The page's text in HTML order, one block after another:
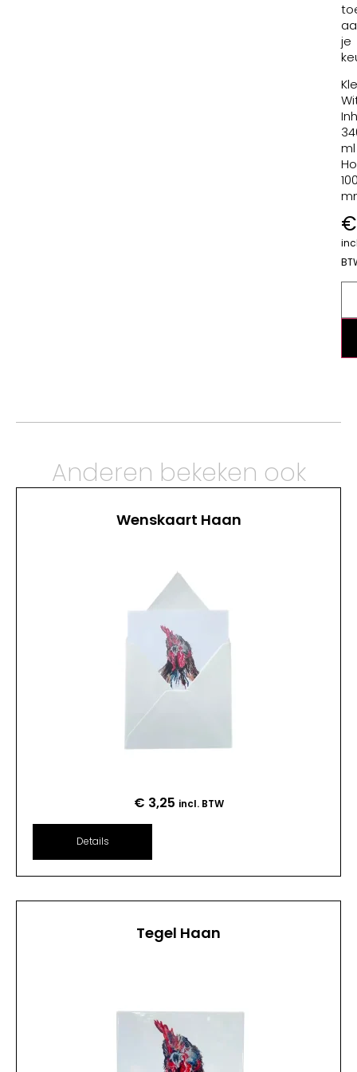
je
ml
€
Anderen bekeken ook
Wenskaart Haan
€ 3,25 incl. BTW
Details
Tegel Haan